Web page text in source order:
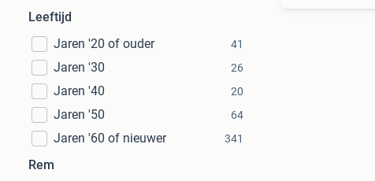
Leeftijd
Jaren '20 of ouder
41
Jaren '30 26
Jaren '40 20
Jaren '50 64
Jaren '60 of nieuwer 341
Rem